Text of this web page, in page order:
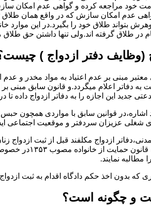
خود مراجعه کرده و گواهی عدم
عدم امکان سازش که در واقع همان
بتواند طلاق خود را بگیرد.در این موارد
در طلاق گرفته اند.ولی تنها داشتن حق
(وظایف دفتر ازدواج )
به دفاتر اعلام میگردد.و قانون سابق
جدید این اجازه را به دفاتر ازدواج داده
اشاره،در قوانین سابق با مواردی همچون
شغلی عزیزان سردفتر و موقعیت اجتماعی
با توجه به
نمایند.
که بدون اخذ حکم دادگاه اقدام به ثبت
و چگونه است؟